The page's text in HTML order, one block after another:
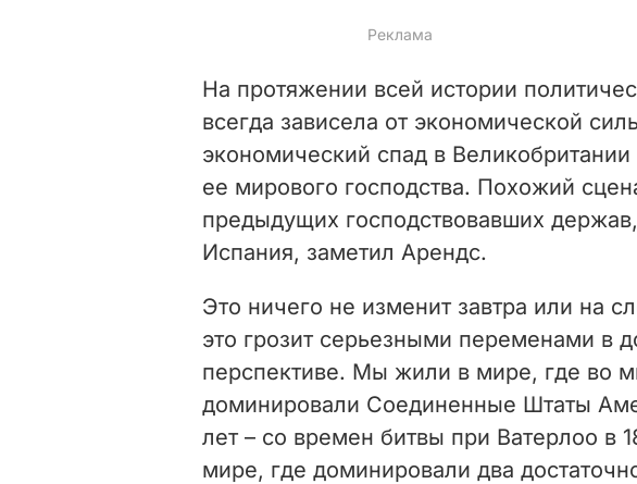
На протяжении всей истории
всегда зависела от экономической
экономический спад в
ее мирового господства. Похожий
предыдущих господствовавших
Испания, заметил Арендс.
Это ничего не изменит завтра или на
это грозит серьезными переменами в
перспективе. Мы жили в мире, где во
доминировали Соединенные Штаты
лет – со времен битвы при Ватерлоо в
мире, где доминировали два